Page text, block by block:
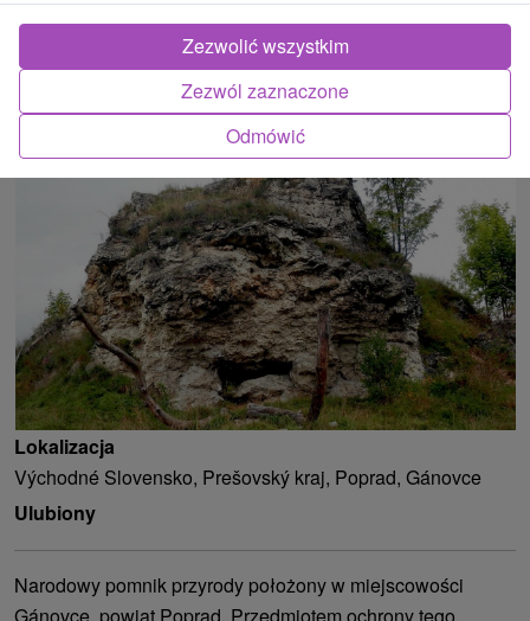
Lokalizacja
Východné Slovensko, Prešovský kraj, Poprad, Gánovce
Ulubiony
Narodowy pomnik przyrody położony w miejscowości
Gánovce, powiat Poprad. Przedmiotem ochrony tego
Odmówić
Zezwól zaznaczone
Zezwolić wszystkim